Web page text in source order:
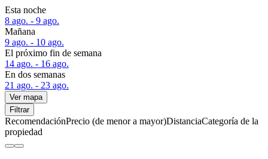
Esta noche
8 ago. - 9 ago.
Mañana
9 ago. - 10 ago.
El próximo fin de semana
14 ago. - 16 ago.
En dos semanas
21 ago. - 23 ago.
Ver mapa
Filtrar
RecomendaciónPrecio (de menor a mayor)DistanciaCategoría de la
propiedad